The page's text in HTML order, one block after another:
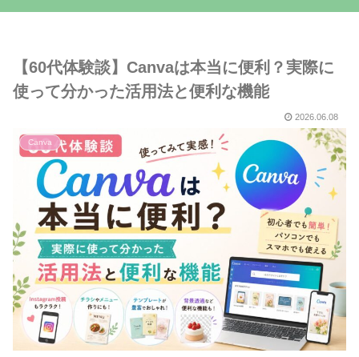
【60代体験談】Canvaは本当に便利？実際に
使って分かった活用法と便利な機能
2026.06.08
Canva